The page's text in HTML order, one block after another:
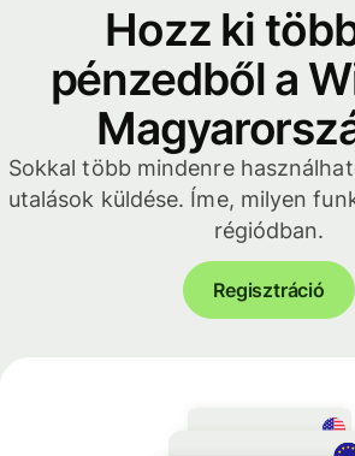
Hozz ki
pénzedből a
Sokkal több mindenre
utalások küldése. Íme, milyen
régiódban.
Regisztráció